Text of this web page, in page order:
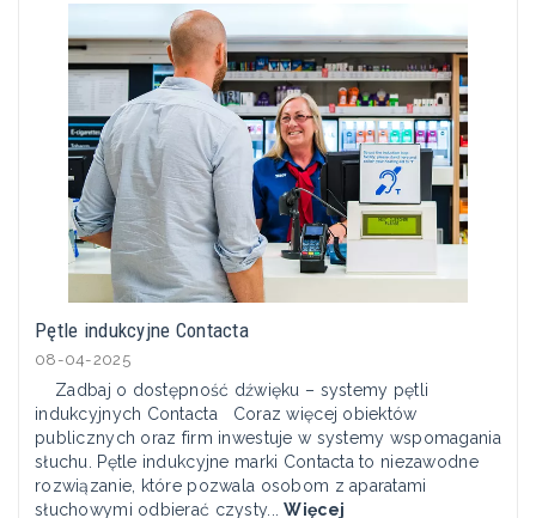
Pętle indukcyjne Contacta
08-04-2025
Zadbaj o dostępność dźwięku – systemy pętli
indukcyjnych Contacta Coraz więcej obiektów
publicznych oraz firm inwestuje w systemy wspomagania
słuchu. Pętle indukcyjne marki Contacta to niezawodne
rozwiązanie, które pozwala osobom z aparatami
słuchowymi odbierać czysty...Więcej